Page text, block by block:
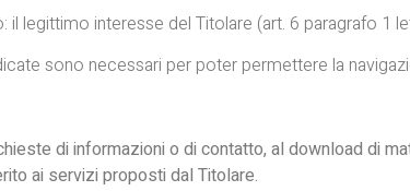
il legittimo interesse del Titolare (art. 6 paragrafo 1
sono necessari per poter permettere la
di informazioni o di contatto, al download di
ai servizi proposti dal Titolare.